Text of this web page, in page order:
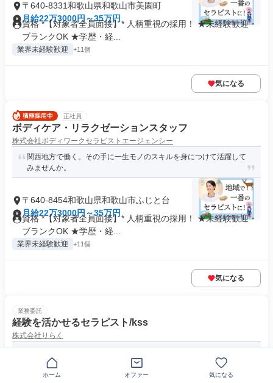
〒640-8331和歌山県和歌山市美園町
月給22万3000円～35万円
資格 *【対象者全員面接】* 人柄重視の採用！ ★未経験歓迎・
ブランクOK ★学歴・経...
業界未経験歓迎 +11個
気になる
正社員
ボディケア・リラクゼーションスタッフ
株式会社ボディワークセラピストエージェンシー
関西地方で働く。その手に一生モノのスキルを身につけて活躍して
みませんか。
〒640-8454和歌山県和歌山市ふじと台
月給22万3000円～35万円
資格 *【対象者全員面接】* 人柄重視の採用！ ★未経験歓迎・
ブランクOK ★学歴・経...
業界未経験歓迎 +11個
気になる
業務委託
経験を活かせるセラピスト/kss
株式会社りらく
円は業界最高！経験...
ホーム オファー 気になる